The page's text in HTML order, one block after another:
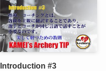
Introduction #3